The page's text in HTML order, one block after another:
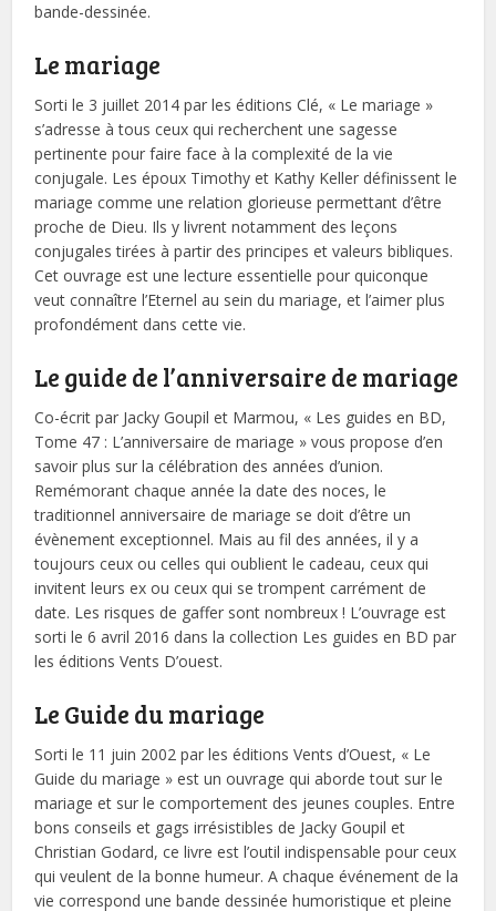
bande-dessinée.
Le mariage
Sorti le 3 juillet 2014 par les éditions Clé, « Le mariage »
s’adresse à tous ceux qui recherchent une sagesse
pertinente pour faire face à la complexité de la vie
conjugale. Les époux Timothy et Kathy Keller définissent le
mariage comme une relation glorieuse permettant d’être
proche de Dieu. Ils y livrent notamment des leçons
conjugales tirées à partir des principes et valeurs bibliques.
Cet ouvrage est une lecture essentielle pour quiconque
veut connaître l’Eternel au sein du mariage, et l’aimer plus
profondément dans cette vie.
Le guide de l’anniversaire de mariage
Co-écrit par Jacky Goupil et Marmou, « Les guides en BD,
Tome 47 : L’anniversaire de mariage » vous propose d’en
savoir plus sur la célébration des années d’union.
Remémorant chaque année la date des noces, le
traditionnel anniversaire de mariage se doit d’être un
évènement exceptionnel. Mais au fil des années, il y a
toujours ceux ou celles qui oublient le cadeau, ceux qui
invitent leurs ex ou ceux qui se trompent carrément de
date. Les risques de gaffer sont nombreux ! L’ouvrage est
sorti le 6 avril 2016 dans la collection Les guides en BD par
les éditions Vents D’ouest.
Le Guide du mariage
Sorti le 11 juin 2002 par les éditions Vents d’Ouest, « Le
Guide du mariage » est un ouvrage qui aborde tout sur le
mariage et sur le comportement des jeunes couples. Entre
bons conseils et gags irrésistibles de Jacky Goupil et
Christian Godard, ce livre est l’outil indispensable pour ceux
qui veulent de la bonne humeur. A chaque événement de la
vie correspond une bande dessinée humoristique et pleine